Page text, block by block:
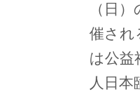
（日
催され
は公益
人日